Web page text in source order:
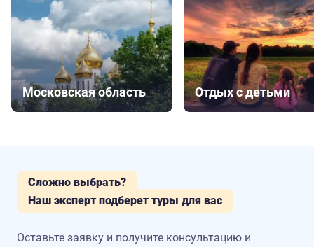
Московская область Отдых с детьми
Сложно выбрать?
Наш эксперт подберет туры для вас
Оставьте заявку и получите консультацию и